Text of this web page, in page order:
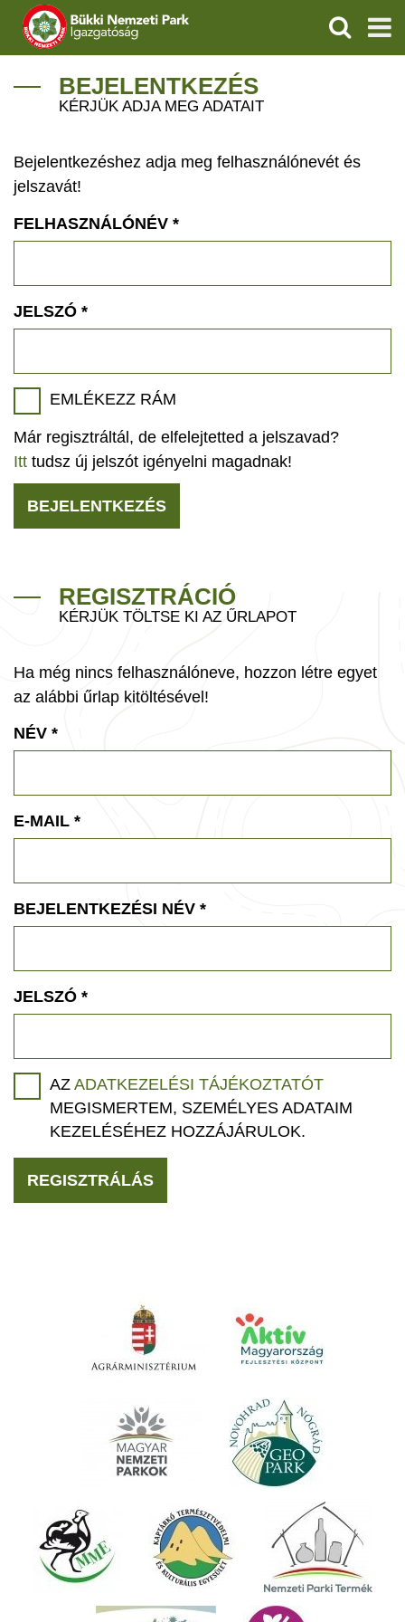
IGAZGATÓSÁG
VÍZVÉDELEM
ÖKOTURIZMUS
GEOPARKOK
KERESÉS
BEJELENTKEZÉS
KÉRJÜK ADJA MEG ADATAIT
Bejelentkezéshez adja meg felhasználónevét és
jelszavát!
FELHASZNÁLÓNÉV *
JELSZÓ *
EMLÉKEZZ RÁM
Már regisztráltál, de elfelejtetted a jelszavad?
Itt tudsz új jelszót igényelni magadnak!
BEJELENTKEZÉS
REGISZTRÁCIÓ
KÉRJÜK TÖLTSE KI AZ ŰRLAPOT
Ha még nincs felhasználóneve, hozzon létre egyet
az alábbi űrlap kitöltésével!
NÉV *
E-MAIL *
BEJELENTKEZÉSI NÉV *
JELSZÓ *
AZ ADATKEZELÉSI TÁJÉKOZTATÓT
MEGISMERTEM, SZEMÉLYES ADATAIM
KEZELÉSÉHEZ HOZZÁJÁRULOK.
REGISZTRÁLÁS